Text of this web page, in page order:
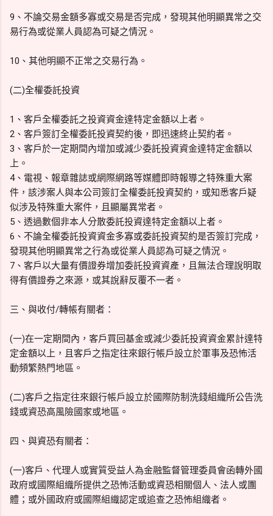
9、不論交易金額多寡或交易是否完成，發現其他明顯異常之交
易行為或從業人員認為可疑之情況。
10、其他明顯不正常之交易行為。
(二)全權委託投資
1、客戶全權委託之投資資金達特定金額以上者。
2、客戶簽訂全權委託投資契約後，即迅速終止契約者。
3、客戶於一定期間內增加或減少委託投資資金達特定金額以
上。
4、電視、報章雜誌或網際網路等媒體即時報導之特殊重大案
件，該涉案人與本公司簽訂全權委託投資契約，或知悉客戶疑
似涉及特殊重大案件，且顯屬異常者。
5、透過數個非本人分散委託投資達特定金額以上者。
6、不論全權委託投資資金多寡或委託投資契約是否簽訂完成，
發現其他明顯異常之行為或從業人員認為可疑之情況。
7、客戶以大量有價證券增加委託投資資產，且無法合理說明取
得有價證券之來源，或其說辭反覆不一者。
三、與收付/轉帳有關者：
(一)在一定期間內，客戶買回基金或減少委託投資資金累計達特
定金額以上，且客戶之指定往來銀行帳戶設立於軍事及恐怖活
動頻繁熱門地區。
(二)客戶之指定往來銀行帳戶設立於國際防制洗錢組織所公告洗
錢或資恐高風險國家或地區。
四、與資恐有關者：
(一)客戶、代理人或實質受益人為金融監督管理委員會函轉外國
政府或國際組織所提供之恐怖活動或資恐相關個人、法人或團
體；或外國政府或國際組織認定或追查之恐怖組織者。